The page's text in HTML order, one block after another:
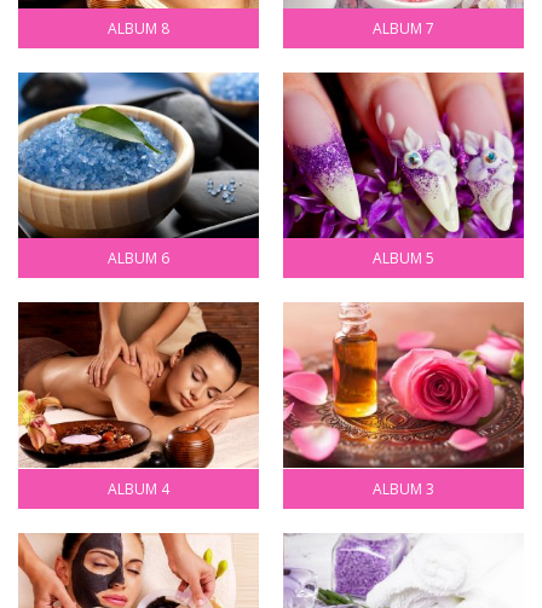
ALBUM 8 ALBUM 7
ALBUM 6 ALBUM 5
ALBUM 4 ALBUM 3